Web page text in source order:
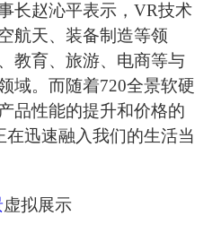
长赵沁平表示，VR技术
航天、装备制造等领
教育、旅游、电商等与
域。而随着720全景软硬
品性能的提升和价格的
在迅速融入我们的生活当
虚拟展示